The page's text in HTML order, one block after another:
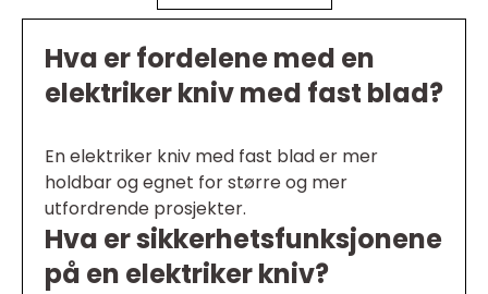
Hva er fordelene med en
elektriker kniv med fast blad?
En elektriker kniv med fast blad er mer
holdbar og egnet for større og mer
utfordrende prosjekter.
Hva er sikkerhetsfunksjonene
på en elektriker kniv?